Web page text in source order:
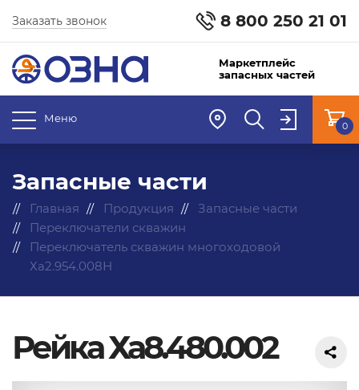
8 800 250 21 01
Заказать звонок
Маркетплейс
запасных частей
Меню
0
Запасные части
Главная Продукция
Запасные части
Переключатели скважин
Переключатель скважин многоходовой
Ха2.954.008Н
Рейка Ха8.480.002